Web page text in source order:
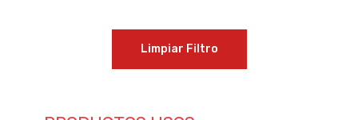
Limpiar Filtro